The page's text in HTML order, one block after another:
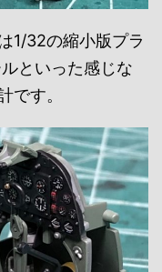
1/32の縮小版プラ
といった感じな
です。